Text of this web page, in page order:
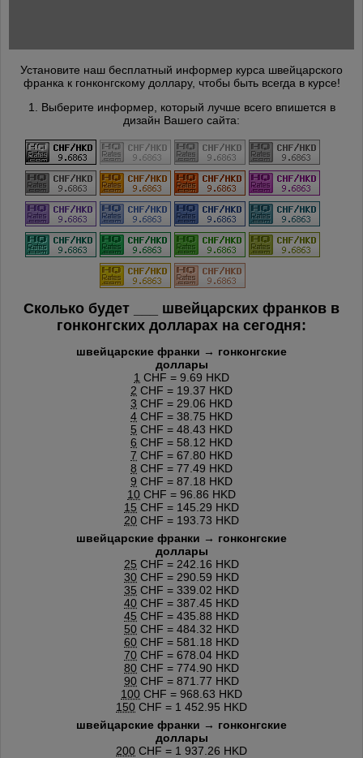
Установите наш бесплатный информер курса швейцарского
франка к гонконгскому доллару, чтобы быть всегда в курсе!
1. Выберите информер, который лучше всего впишется в
дизайн Вашего сайта:
Сколько будет
швейцарских франков в
гонконгских долларах на сегодня:
швейцарские франки → гонконгские
доллары
1 CHF = 9.69 HKD
2 CHF = 19.37 HKD
3 CHF = 29.06 HKD
4 CHF = 38.75 HKD
5 CHF = 48.43 HKD
6 CHF = 58.12 HKD
7 CHF = 67.80 HKD
8 CHF = 77.49 HKD
9 CHF = 87.18 HKD
10 CHF = 96.86 HKD
15 CHF = 145.29 HKD
20 CHF = 193.73 HKD
швейцарские франки → гонконгские
доллары
25 CHF = 242.16 HKD
30 CHF = 290.59 HKD
35 CHF = 339.02 HKD
40 CHF = 387.45 HKD
45 CHF = 435.88 HKD
50 CHF = 484.32 HKD
60 CHF = 581.18 HKD
70 CHF = 678.04 HKD
80 CHF = 774.90 HKD
90 CHF = 871.77 HKD
100 CHF = 968.63 HKD
150 CHF = 1 452.95 HKD
швейцарские франки → гонконгские
доллары
200 CHF = 1 937.26 HKD